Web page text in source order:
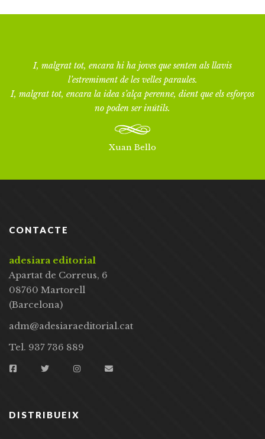
I, malgrat tot, encara hi ha joves que senten als llavis
l’estremiment de les velles paraules.
I, malgrat tot, encara la idea s’alça perenne, dient que els esforços
no poden ser inútils.
Xuan Bello
CONTACTE
adesiara editorial
Apartat de Correus, 6
08760 Martorell
(Barcelona)
adm@adesiaraeditorial.cat
Tel. 937 736 889
DISTRIBUEIX